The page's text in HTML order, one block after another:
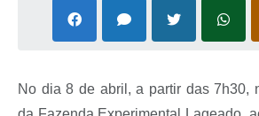
No dia 8 de abril, a partir das 7h30,